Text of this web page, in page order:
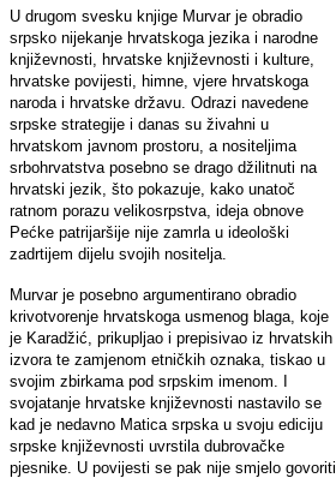
U drugom svesku knjige Murvar je obradio
srpsko nijekanje hrvatskoga jezika i narodne
književnosti, hrvatske književnosti i kulture,
hrvatske povijesti, himne, vjere hrvatskoga
naroda i hrvatske državu. Odrazi navedene
srpske strategije i danas su živahni u
hrvatskom javnom prostoru, a nositeljima
srbohrvatstva posebno se drago džilitnuti na
hrvatski jezik, što pokazuje, kako unatoč
ratnom porazu velikosrpstva, ideja obnove
Pećke patrijaršije nije zamrla u ideološki
zadrtijem dijelu svojih nositelja.
Murvar je posebno argumentirano obradio
krivotvorenje hrvatskoga usmenog blaga, koje
je Karadžić, prikupljao i prepisivao iz hrvatskih
izvora te zamjenom etničkih oznaka, tiskao u
svojim zbirkama pod srpskim imenom. I
svojatanje hrvatske književnosti nastavilo se
kad je nedavno Matica srpska u svoju ediciju
srpske književnosti uvrstila dubrovačke
pjesnike. U povijesti se pak nije smjelo govoriti